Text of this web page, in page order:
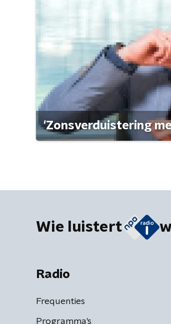
'Zonsverduistering
Wie luistert
Radio
Frequenties
Programma's